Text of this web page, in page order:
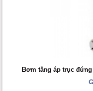
Bơm tăng áp trục đứng